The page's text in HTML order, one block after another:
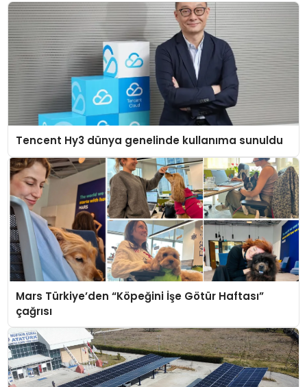
Tencent Hy3 dünya genelinde kullanıma sunuldu
Mars Türkiye’den “Köpeğini İşe Götür Haftası”
çağrısı